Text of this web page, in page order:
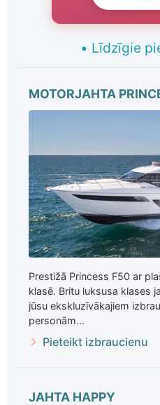
• Līdzīgie
MOTORJAHTA
Prestižā Princess F50 ar
klasē. Britu luksusa klases
jūsu ekskluzīvākajiem
personām...
Pieteikt izbraucienu
JAHTA HAPPY